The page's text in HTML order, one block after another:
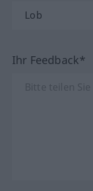
Ihr Feedback*